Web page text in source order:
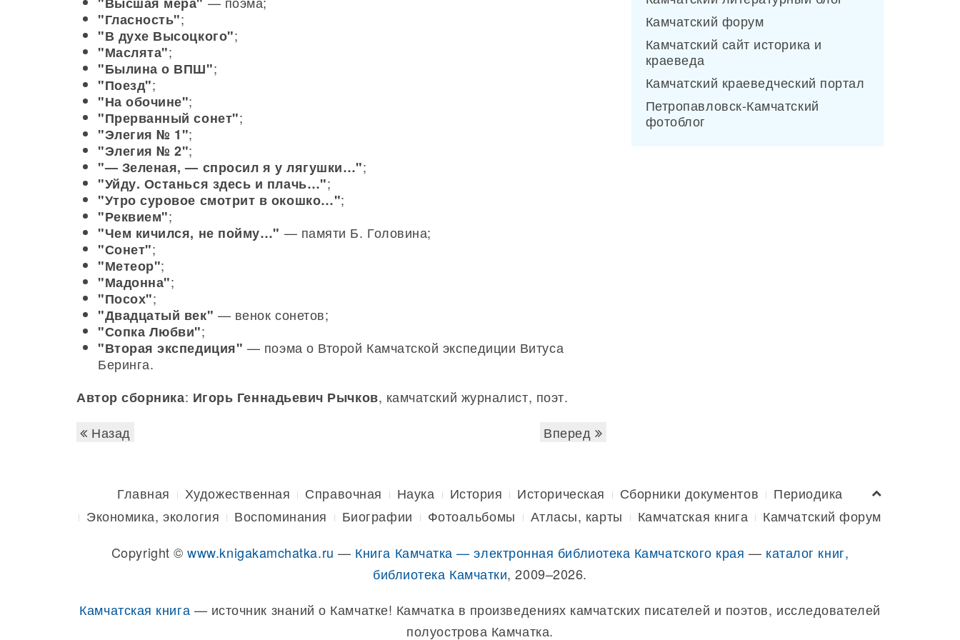
"Гласность";
"В духе Высоцкого";
"Маслята";
"Былина о ВПШ";
"Поезд";
"На обочине";
"Прерванный сонет";
"Элегия № 1";
"Элегия № 2";
"— Зеленая, — спросил я у лягушки…";
"Уйду. Останься здесь и плачь…";
"Утро суровое смотрит в окошко…";
"Реквием";
"Чем кичился, не пойму…" — памяти Б. Головина;
"Сонет";
"Метеор";
"Мадонна";
"Посох";
"Двадцатый век" — венок сонетов;
"Сопка Любви";
"Вторая экспедиция" — поэма о Второй Камчатской экспедиции Витуса
Беринга.
Автор сборника: Игорь Геннадьевич Рычков, камчатский журналист, поэт.
Назад
Вперед
Камчатский форум
Камчатский сайт историка и
краеведа
Камчатский краеведческий портал
Петропавловск-Камчатский
фотоблог
Главная Художественная Справочная Наука История Историческая Сборники документов
Периодика
Экономика, экология
Воспоминания Биографии Фотоальбомы Атласы, карты Камчатская книга
Камчатский форум
Copyright ©www.knigakamchatka.ru — Книга Камчатка — электронная библиотека Камчатского края — каталог книг,
библиотека Камчатки, 2009–2026.
Камчатская книга — источник знаний о Камчатке! Камчатка в произведениях камчатских писателей и поэтов, исследователей
полуострова Камчатка.